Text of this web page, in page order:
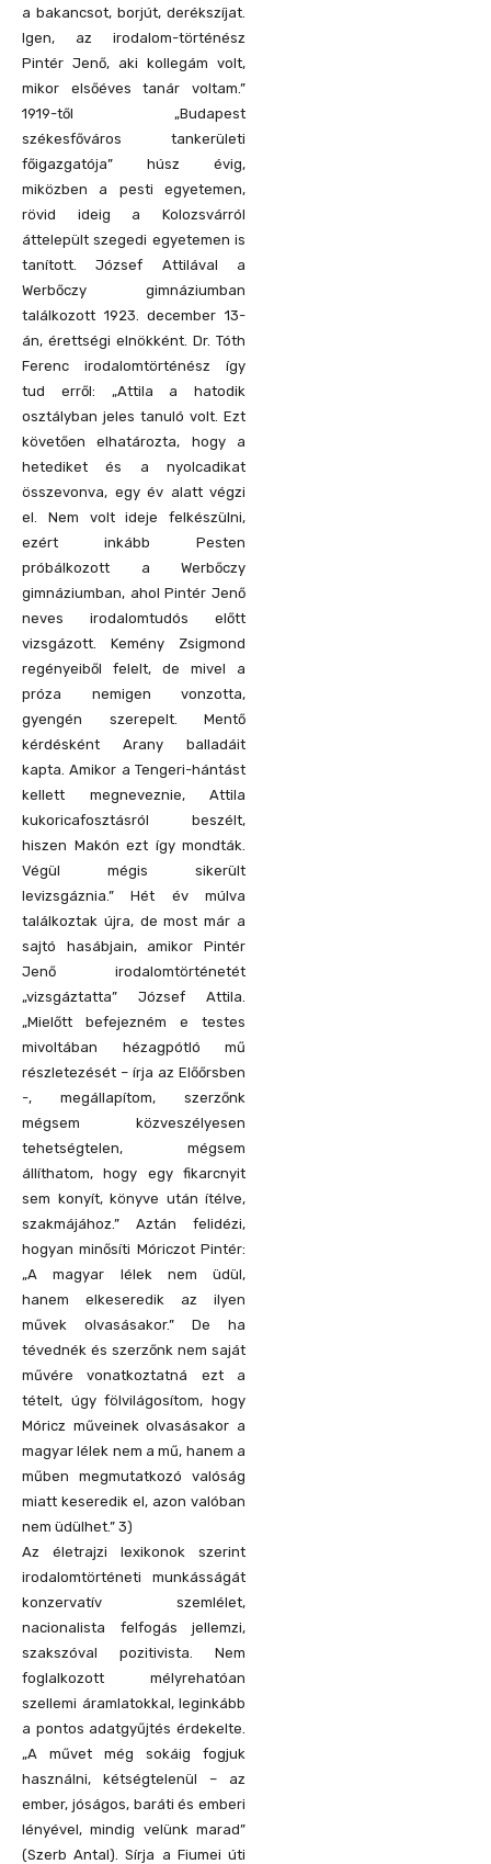
a bakancsot, borjút, derékszíjat.
Igen, az irodalom-történész
Pintér Jenő, aki kollegám volt,
mikor elsőéves tanár voltam.”
1919-től „Budapest
székesfőváros tankerületi
főigazgatója” húsz évig,
miközben a pesti egyetemen,
rövid ideig a Kolozsvárról
áttelepült szegedi egyetemen is
tanított. József Attilával a
Werbőczy gimnáziumban
találkozott 1923. december 13-
án, érettségi elnökként. Dr. Tóth
Ferenc irodalomtörténész így
tud erről: „Attila a hatodik
osztályban jeles tanuló volt. Ezt
követően elhatározta, hogy a
hetediket és a nyolcadikat
összevonva, egy év alatt végzi
el. Nem volt ideje felkészülni,
ezért inkább Pesten
próbálkozott a Werbőczy
gimnáziumban, ahol Pintér Jenő
neves irodalomtudós előtt
vizsgázott. Kemény Zsigmond
regényeiből felelt, de mivel a
próza nemigen vonzotta,
gyengén szerepelt. Mentő
kérdésként Arany balladáit
kapta. Amikor a Tengeri-hántást
kellett megneveznie, Attila
kukoricafosztásról beszélt,
hiszen Makón ezt így mondták.
Végül mégis sikerült
levizsgáznia.” Hét év múlva
találkoztak újra, de most már a
sajtó hasábjain, amikor Pintér
Jenő irodalomtörténetét
„vizsgáztatta” József Attila.
„Mielőtt befejezném e testes
mivoltában hézagpótló mű
részletezését – írja az Előőrsben
-, megállapítom, szerzőnk
mégsem közveszélyesen
tehetségtelen, mégsem
állíthatom, hogy egy fikarcnyit
sem konyít, könyve után ítélve,
szakmájához.” Aztán felidézi,
hogyan minősíti Móriczot Pintér:
„A magyar lélek nem üdül,
hanem elkeseredik az ilyen
művek olvasásakor.” De ha
tévednék és szerzőnk nem saját
művére vonatkoztatná ezt a
tételt, úgy fölvilágosítom, hogy
Móricz műveinek olvasásakor a
magyar lélek nem a mű, hanem a
műben megmutatkozó valóság
miatt keseredik el, azon valóban
nem üdülhet.” 3)
Az életrajzi lexikonok szerint
irodalomtörténeti munkásságát
konzervatív szemlélet,
nacionalista felfogás jellemzi,
szakszóval pozitivista. Nem
foglalkozott mélyrehatóan
szellemi áramlatokkal, leginkább
a pontos adatgyűjtés érdekelte.
„A művet még sokáig fogjuk
használni, kétségtelenül – az
ember, jóságos, baráti és emberi
lényével, mindig velünk marad”
(Szerb Antal). Sírja a Fiumei úti